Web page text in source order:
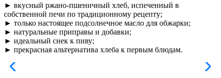
► вкусный ржано-пшеничный хлеб, испеченный в
собственной печи по традиционному рецепту;
► только настоящее подсолнечное масло для обжарки;
► натуральные приправы и добавки;
► идеальный снек к пиву;
► прекрасная альтернатива хлеба к первым блюдам.